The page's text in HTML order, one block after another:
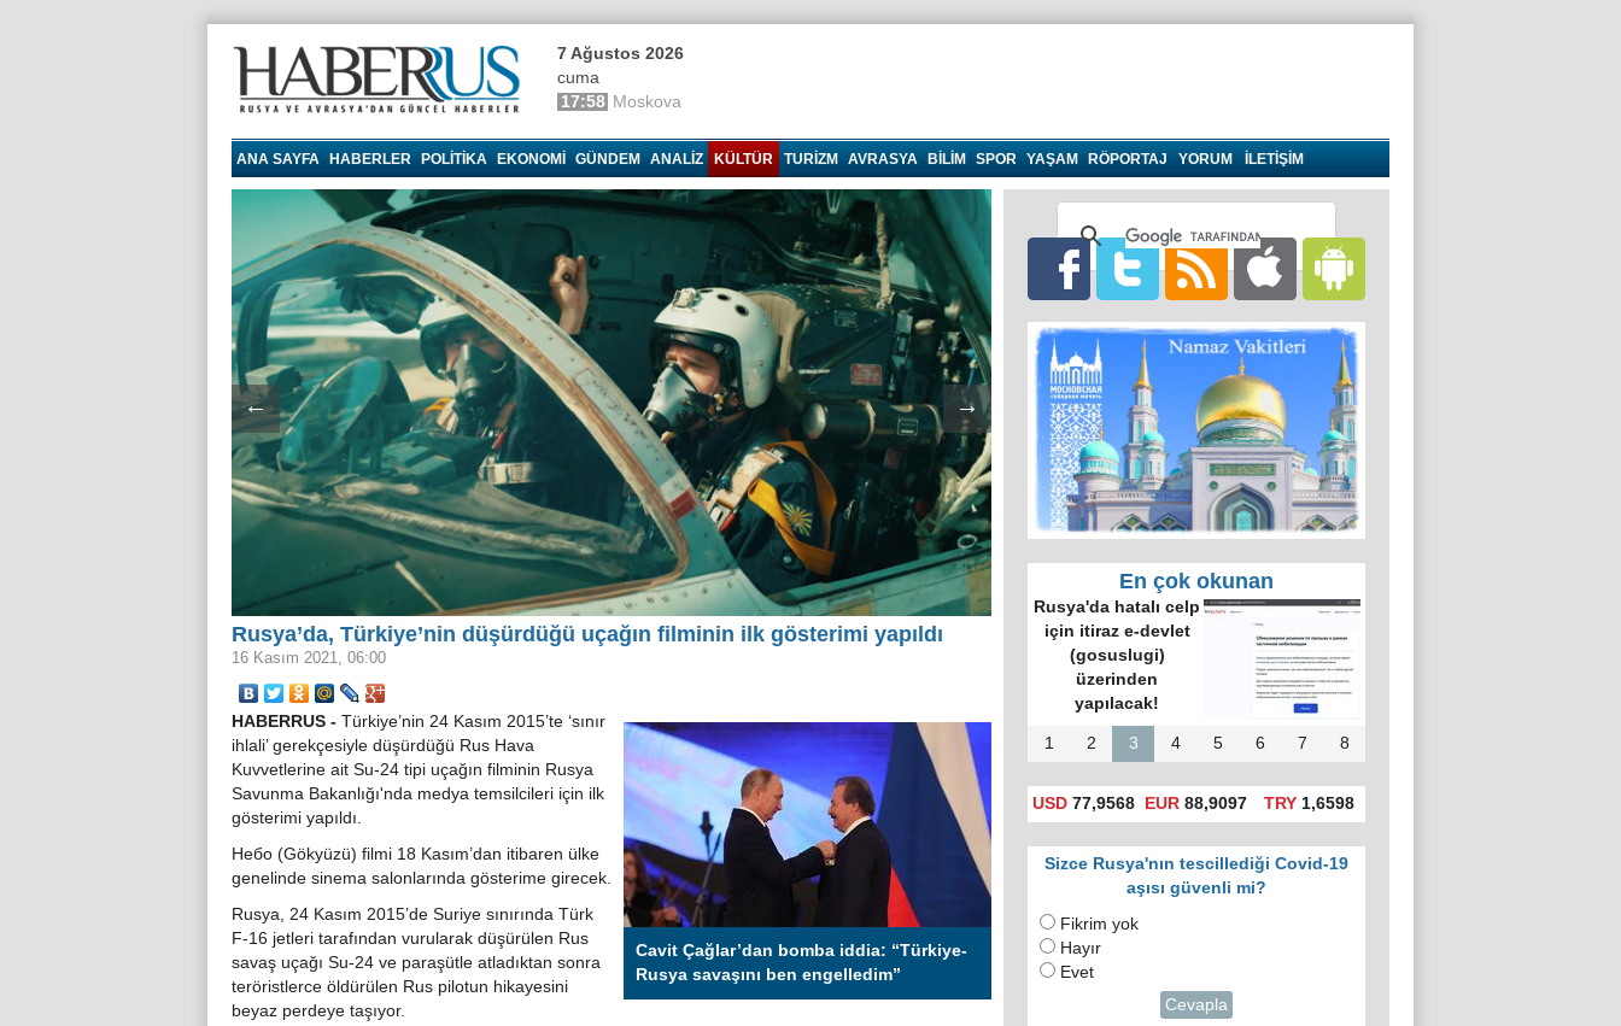
7 Ağustos 2026
cuma
17:58 Moskova
ANA SAYFA HABERLER POLITIKA EKONOMI GÜNDEM ANALIZ KÜLTÜR TURIZM AVRASYA BILIM SPOR YAŞAM RÖPORTAJ YORUM İLETİŞİM
← →
Rusya’da, Türkiye’nin düşürdüğü uçağın filminin ilk gösterimi yapıldı
16 Kasım 2021, 06:00
Cavit Çağlar’dan bomba iddia: “Türkiye-
Rusya savaşını ben engelledim”
HABERRUS - Türkiye’nin 24 Kasım 2015’te ‘sınır
ihlali’ gerekçesiyle düşürdüğü Rus Hava
Kuvvetlerine ait Su-24 tipi uçağın filminin Rusya
Savunma Bakanlığı'nda medya temsilcileri için ilk
gösterimi yapıldı.
Небо (Gökyüzü) filmi 18 Kasım’dan itibaren ülke
genelinde sinema salonlarında gösterime girecek.
Rusya, 24 Kasım 2015’de Suriye sınırında Türk
F-16 jetleri tarafından vurularak düşürülen Rus
savaş uçağı Su-24 ve paraşütle atladıktan sonra
teröristlerce öldürülen Rus pilotun hikayesini
beyaz perdeye taşıyor.
En çok okunan
Rusya'da hatalı celp
için itiraz e-devlet
(gosuslugi)
üzerinden
yapılacak!
1 2 3 4 5 6 7 8
USD 77,9568 EUR 88,9097 TRY1,6598
Sizce Rusya'nın tescillediği Covid-19
aşısı güvenli mi?
Fikrim yok
Hayır
Evet
Cevapla